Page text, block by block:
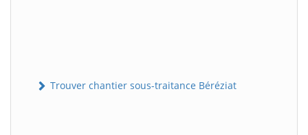
Trouver chantier sous-traitance Béréziat